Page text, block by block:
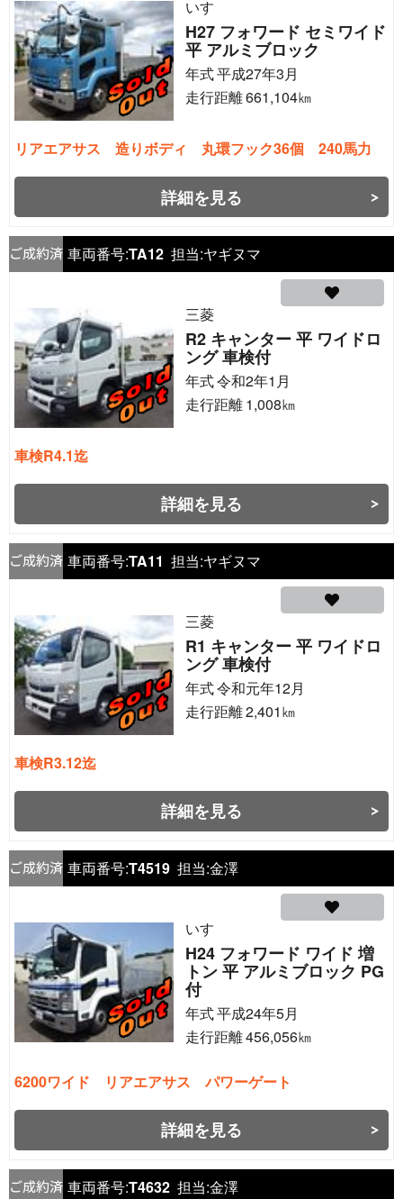
いすゞ
H27 フォワード セミワイド
平 アルミブロック
年式平成27年3月
走行距離661,104㎞
リアエアサス 造りボディ 丸環フック36個 240馬力
詳細を見る
車両番号:TA12 担当:ヤギヌマ
三菱
R2 キャンター 平 ワイドロ
ング 車検付
年式令和2年1月
走行距離1,008㎞
車検R4.1迄
詳細を見る
車両番号:TA11 担当:ヤギヌマ
三菱
R1 キャンター 平 ワイドロ
ング 車検付
年式令和元年12月
走行距離2,401㎞
車検R3.12迄
詳細を見る
車両番号:T4519 担当:金澤
いすゞ
H24 フォワード ワイド 増
トン 平 アルミブロック PG
付
年式平成24年5月
走行距離456,056㎞
6200ワイド リアエアサス パワーゲート
詳細を見る
車両番号:T4632 担当:金澤